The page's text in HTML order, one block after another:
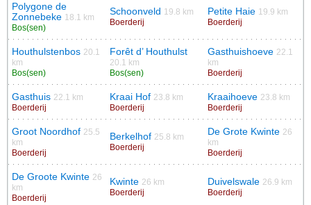
Polygone de
Zonnebeke 18.1 km
Bos(sen)
Schoonveld 19.8 km
Boerderij
Petite Haie 19.9 km
Boerderij
Houthulstenbos 20.1
km
Bos(sen)
Forêt d’ Houthulst
20.1 km
Bos(sen)
Gasthuishoeve 22.1
km
Boerderij
Gasthuis 22.1 km
Boerderij
Kraai Hof 23.8 km
Boerderij
Kraaihoeve 23.8 km
Boerderij
Groot Noordhof 25.5
km
Boerderij
Berkelhof 25.8 km
Boerderij
De Grote Kwinte 26
km
Boerderij
De Groote Kwinte 26
km
Boerderij
Kwinte 26 km
Boerderij
Duivelswale 26.9 km
Boerderij